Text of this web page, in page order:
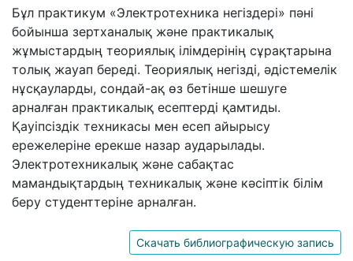
Бұл практикум «Электротехника негіздері» пәні
бойынша зертханалық және практикалық
жұмыстардың теориялық ілімдерінің сұрақтарына
толық жауап береді. Теориялық негізді, әдістемелік
нұсқауларды, сондай-ақ өз бетінше шешуге
арналған практикалық есептерді қамтиды.
Қауіпсіздік техникасы мен есеп айырысу
ережелеріне ерекше назар аударылады.
Электротехникалық және сабақтас
мамандықтардың техникалық және кәсіптік білім
беру студенттеріне арналған.
Скачать библиографическую запись